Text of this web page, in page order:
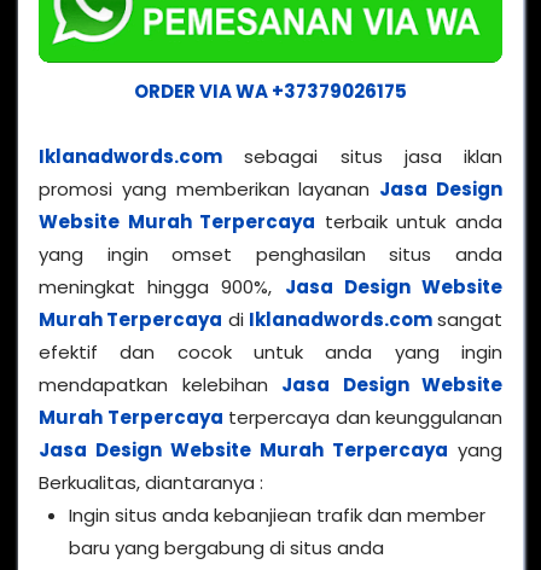
ORDER VIA WA +37379026175
Iklanadwords.com sebagai situs jasa iklan
promosi yang memberikan layanan Jasa Design
Website Murah Terpercaya terbaik untuk anda
yang ingin omset penghasilan situs anda
meningkat hingga 900%, Jasa Design Website
Murah Terpercaya di Iklanadwords.comsangat
efektif dan cocok untuk anda yang ingin
mendapatkan kelebihan Jasa Design Website
Murah Terpercaya terpercaya dan keunggulanan
Jasa Design Website Murah Terpercaya yang
Berkualitas, diantaranya :
Ingin situs anda kebanjiean trafik dan member
baru yang bergabung di situs anda